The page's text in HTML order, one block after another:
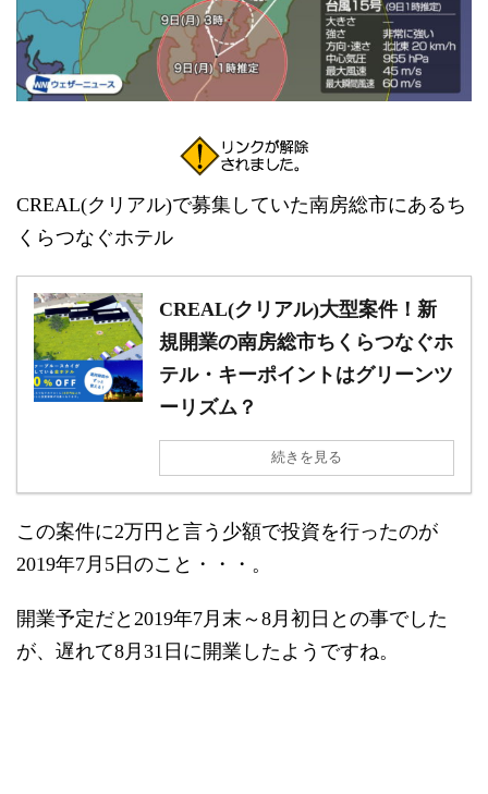
CREAL(クリアル)で募集していた南房総市にあるち
くらつなぐホテル
CREAL(クリアル)大型案件！新
規開業の南房総市ちくらつなぐホ
テル・キーポイントはグリーンツ
ーリズム？
続きを見る
この案件に2万円と言う少額で投資を行ったのが
2019年7月5日のこと・・・。
開業予定だと2019年7月末～8月初日との事でした
が、遅れて8月31日に開業したようですね。